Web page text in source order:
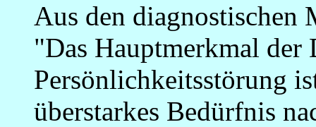
Aus den diagnostischen
"Das Hauptmerkmal der
Persönlichkeitsstörung
überstarkes Bedürfnis